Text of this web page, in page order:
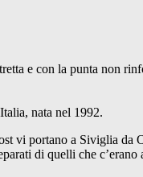
e con la punta non
nata nel 1992.
vi portano a Siviglia da
di quelli che